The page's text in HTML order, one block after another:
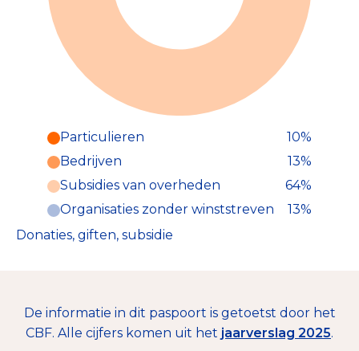
Particulieren (10%)
Deze inkomsten zijn als volgt
onderverdeeld:
Particulieren
10%
Bedrijven
13%
Subsidies van overheden
64%
Organisaties zonder winststreven
13%
Donaties, giften, subsidie
De informatie in dit paspoort is getoetst door het
CBF. Alle cijfers komen uit het jaarverslag 2025.